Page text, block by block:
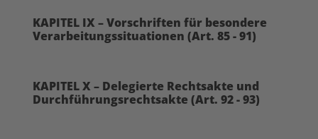
KAPITEL IX – Vorschriften für besondere
Verarbeitungssituationen (Art. 85 - 91)
KAPITEL X – Delegierte Rechtsakte und
Durchführungsrechtsakte (Art. 92 - 93)